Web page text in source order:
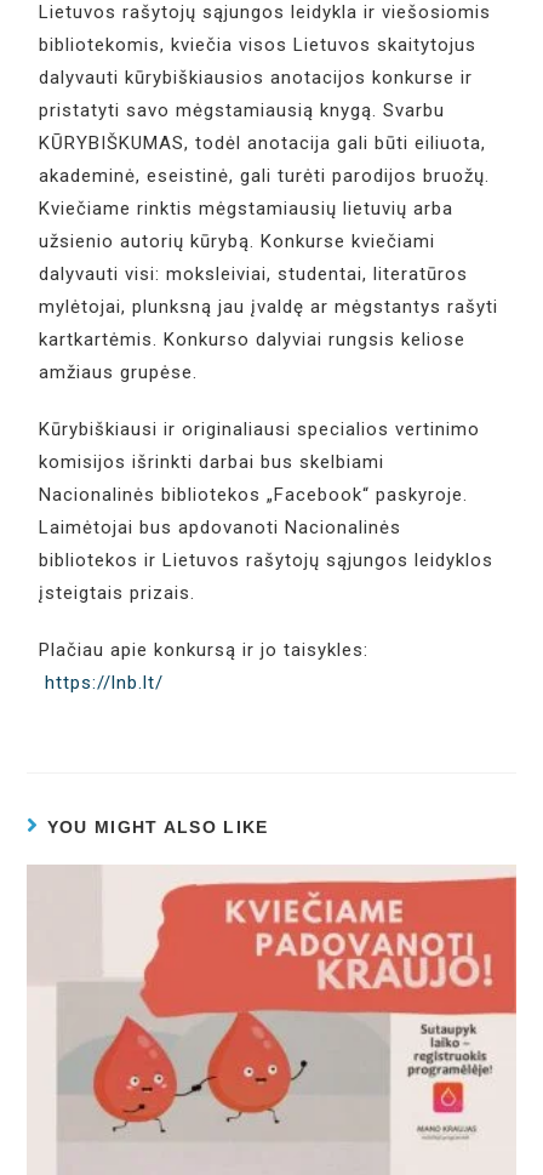
Lietuvos rašytojų sąjungos leidykla ir viešosiomis
bibliotekomis, kviečia visos Lietuvos skaitytojus
dalyvauti kūrybiškiausios anotacijos konkurse ir
pristatyti savo mėgstamiausią knygą. Svarbu
KŪRYBIŠKUMAS, todėl anotacija gali būti eiliuota,
akademinė, eseistinė, gali turėti parodijos bruožų.
Kviečiame rinktis mėgstamiausių lietuvių arba
užsienio autorių kūrybą. Konkurse kviečiami
dalyvauti visi: moksleiviai, studentai, literatūros
mylėtojai, plunksną jau įvaldę ar mėgstantys rašyti
kartkartėmis. Konkurso dalyviai rungsis keliose
amžiaus grupėse.
Kūrybiškiausi ir originaliausi specialios vertinimo
komisijos išrinkti darbai bus skelbiami
Nacionalinės bibliotekos „Facebook“ paskyroje.
Laimėtojai bus apdovanoti Nacionalinės
bibliotekos ir Lietuvos rašytojų sąjungos leidyklos
įsteigtais prizais.
Plačiau apie konkursą ir jo taisykles:
https://lnb.lt/
YOU MIGHT ALSO LIKE